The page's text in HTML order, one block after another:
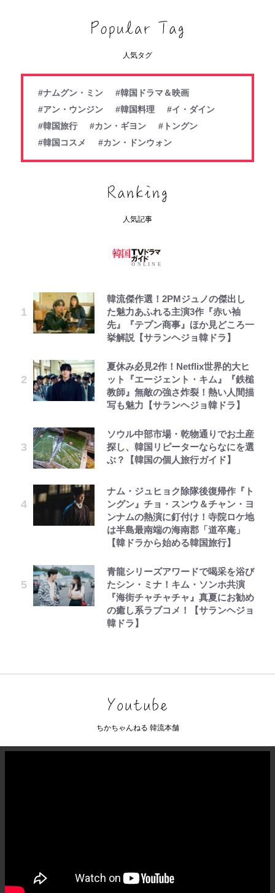
人気タグ
#ナムグン・ミン
#韓国ドラマ＆映画
#アン・ウンジン
#韓国料理
#イ・ダイン
#韓国旅行
#カン・ギヨン
#トングン
#韓国コスメ
#カン・ドンウォン
人気記事
韓流傑作選！2PMジュノの傑出し
た魅力あふれる主演3作『赤い袖
先』『テプン商事』ほか見どころ一
挙解説【サランヘジョ韓ドラ】
夏休み必見2作！Netflix世界的大ヒ
ット『エージェント・キム』『鉄槌
教師』無敵の強さ炸裂！熱い人間描
写も魅力【サランヘジョ韓ドラ】
ソウル中部市場・乾物通りでお土産
探し、韓国リピーターならなにを選
ぶ？【韓国の個人旅行ガイド】
ナム・ジュヒョク除隊後復帰作『ト
ングン』チョ・スンウ＆チャン・ヨ
ンナムの熱演に釘付け！寺院ロケ地
は半島最南端の海南郡「道卒庵」
【韓ドラから始める韓国旅行】
青龍シリーズアワードで喝采を浴び
たシン・ミナ！キム・ソンホ共演
『海街チャチャチャ』真夏にお勧め
の癒し系ラブコメ！【サランヘジョ
韓ドラ】
ちかちゃんねる 韓流本舗